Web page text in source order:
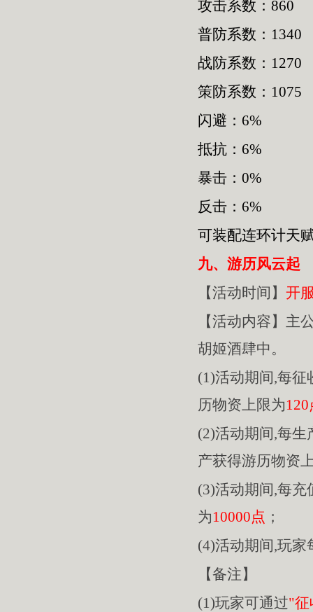
攻击系数：860
普防系数：1340
战防系数：1270
策防系数：1075
闪避：6%
抵抗：6%
暴击：0%
反击：6%
可装配连环计天
九、游历风云起
【活动时间】 开
【活动内容】主
胡姬酒肆中。
(1)活动期间,每征
历物资上限为120
(2)活动期间,每生
产获得游历物资
(3)活动期间,每充
为10000点 ；
(4)活动期间,玩家
【备注】
(1)玩家可通过"征